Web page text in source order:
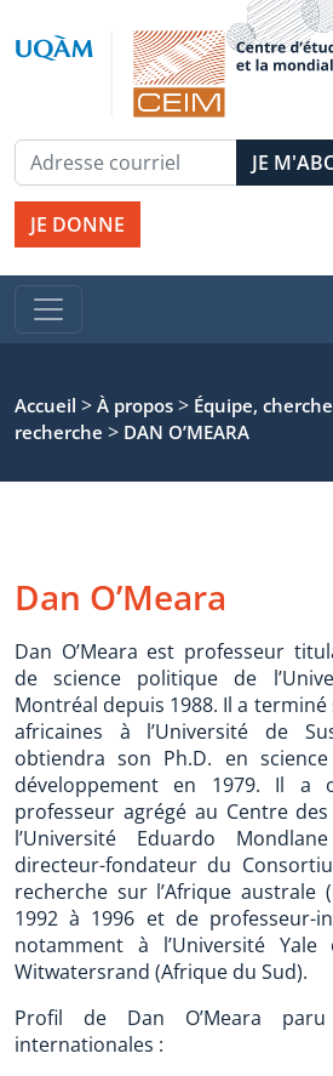
JE DONNE
Accueil > À propos > Équipe,
recherche > DAN O’MEARA
Dan O’Meara
Dan O’Meara est professeur
de science politique de
Montréal depuis 1988. Il a
africaines à l’Université de
obtiendra son Ph.D. en
développement en 1979. Il a
professeur agrégé au Centre
l’Université Eduardo
directeur-fondateur du
recherche sur l’Afrique australe
1992 à 1996 et de professeur-
notamment à l’Université
Witwatersrand (Afrique du Sud).
Profil de Dan O’Meara paru
internationales :